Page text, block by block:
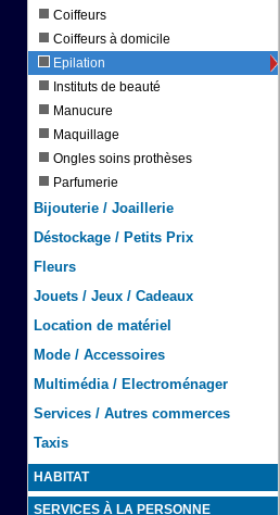
Coiffeurs
Coiffeurs à domicile
Epilation
Instituts de beauté
Manucure
Maquillage
Ongles soins prothèses
Parfumerie
Bijouterie / Joaillerie
Déstockage / Petits Prix
Fleurs
Jouets / Jeux / Cadeaux
Location de matériel
Mode / Accessoires
Multimédia / Electroménager
Services / Autres commerces
Taxis
HABITAT
SERVICES À LA PERSONNE